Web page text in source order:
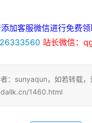
加客服微信进行免费领
站长微信：
：sunyaqun，如若转载，
1460.html